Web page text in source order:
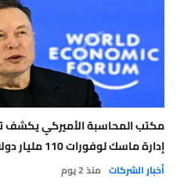
مكتب المحاسبة الأميركي يكشف
إدارة ماسك لوفورات 110 مليار دولار
أخبار الشركات منذ 2 يوم